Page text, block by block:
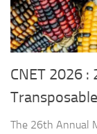
CNET 2026
The 26th Annual